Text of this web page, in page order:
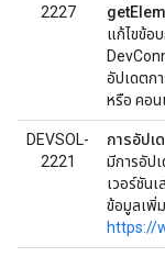
2227
แก้ไขข้อ
อัปเดตก
หรือ คอน
DEVSOL-
2221
การอัปเ
มีการอัป
เวอร์ชัน
ข้อมูลเพิ่
https://